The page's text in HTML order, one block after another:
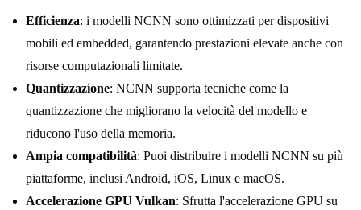
Efficienza: i modelli NCNN sono ottimizzati per dispositivi
mobili ed embedded, garantendo prestazioni elevate anche con
risorse computazionali limitate.
Quantizzazione: NCNN supporta tecniche come la
quantizzazione che migliorano la velocità del modello e
riducono l'uso della memoria.
Ampia compatibilità: Puoi distribuire i modelli NCNN su più
piattaforme, inclusi Android, iOS, Linux e macOS.
Accelerazione GPU Vulkan: Sfrutta l'accelerazione GPU su